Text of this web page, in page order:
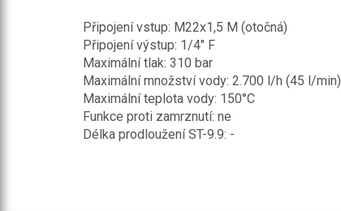
Připojení vstup: M22x1,5 M (otočná)
Připojení výstup: 1/4" F
Maximální tlak: 310 bar
Maximální množství vody: 2.700 l/h (45 l/min)
Maximální teplota vody: 150°C
Funkce proti zamrznutí: ne
Délka prodloužení ST-9.9: -